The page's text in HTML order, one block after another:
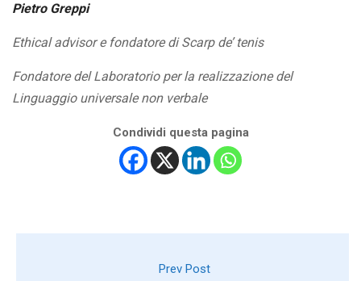
Pietro Greppi
Ethical advisor e fondatore di Scarp de’ tenis
Fondatore del Laboratorio per la realizzazione del
Linguaggio universale non verbale
Condividi questa pagina
Prev Post